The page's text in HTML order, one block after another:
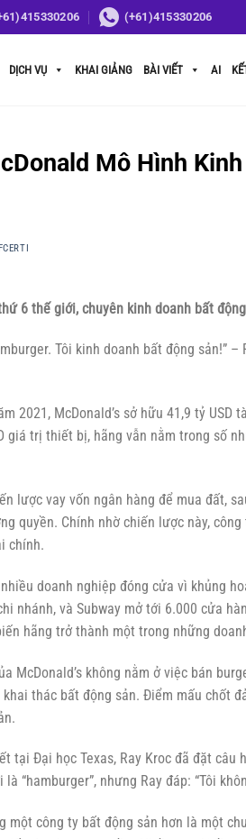
(+61)415330206
DỊCH VỤ KHAI GIẢNG BÀI VIẾT AI
Mô Hình
6 thế giới, chuyên kinh doanh bất
Tôi kinh doanh bất động sản!”
2021, McDonald’s sở hữu 41,9 tỷ
giá trị thiết bị, hãng vẫn nằm trong số
lược vay vốn ngân hàng để mua đất,
quyền. Chính nhờ chiến lược này,
chính.
doanh nghiệp đóng cửa vì khủng
nhánh, và Subway mở tới 6.000 cửa
hãng trở thành một trong những
McDonald’s không nằm ở việc bán
thác bất động sản. Điểm mấu chốt
tại Đại học Texas, Ray Kroc đã đặt câu
“hamburger”, nhưng Ray đáp: “Tôi
một công ty bất động sản hơn là một